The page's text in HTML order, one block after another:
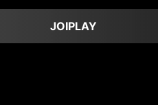
JOIPLAY